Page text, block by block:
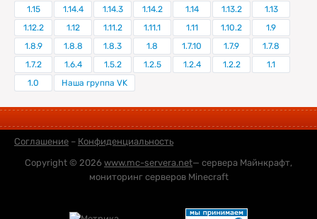
1.15
1.14.4 1.14.3 1.14.2 1.14 1.13.2
1.13
1.12.2
1.12 1.11.2 1.11.1 1.11 1.10.2
1.9
1.8.9
1.8.8 1.8.3 1.8 1.7.10 1.7.9
1.7.8
1.7.2
1.6.4 1.5.2 1.2.5 1.2.4 1.2.2
1.1
1.0
Наша группа VK
Соглашение – Конфиденциальность
Copyright © 2026 www.mc-servera.net— сервера Майнкрафт,
мониторинг серверов Minecraft